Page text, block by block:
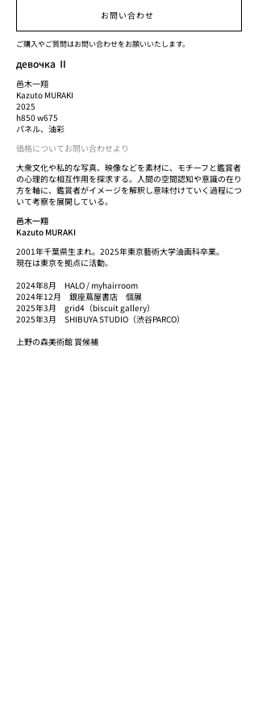
お問い合わせ
ご購入やご質問はお問い合わせをお願いいたします。
девочка Ⅱ
邑木一翔
Kazuto MURAKI
2025
h850 w675
パネル、油彩
価格についてお問い合わせより
大衆文化や私的な写真、映像などを素材に、モチーフと鑑賞者
の心理的な相互作用を探求する。人間の空間認知や意識の在り
方を軸に、鑑賞者がイメージを解釈し意味付けていく過程につ
いて考察を展開している。
邑木一翔
Kazuto MURAKI
2001年千葉県生まれ。2025年東京藝術大学油画科卒業。
現在は東京を拠点に活動。
2024年8月 HALO / myhairroom
2024年12月 銀座蔦屋書店 個展
2025年3月 grid4（biscuit gallery）
2025年3月 SHIBUYA STUDIO（渋谷PARCO）
上野の森美術館 賞候補